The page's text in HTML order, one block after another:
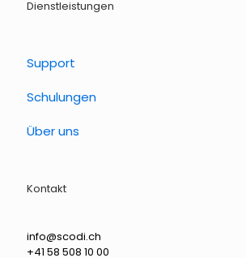
Dienstleistungen
Support
Schulungen
Über uns
Kontakt
info@scodi.ch
+41 58 508 10 00